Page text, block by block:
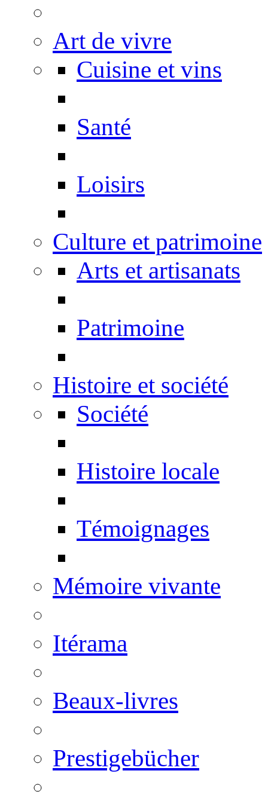
Art de vivre
Cuisine et vins
Santé
Loisirs
Culture et patrimoine
Arts et artisanats
Patrimoine
Histoire et société
Société
Histoire locale
Témoignages
Mémoire vivante
Itérama
Beaux-livres
Prestigebücher